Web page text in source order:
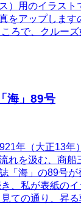
）用のイラスト
をアップします
ろで、クルー
海」89号
年（大正13年
れを汲む、商船
「海」の89号が
、私が表紙の
ての通り、昇